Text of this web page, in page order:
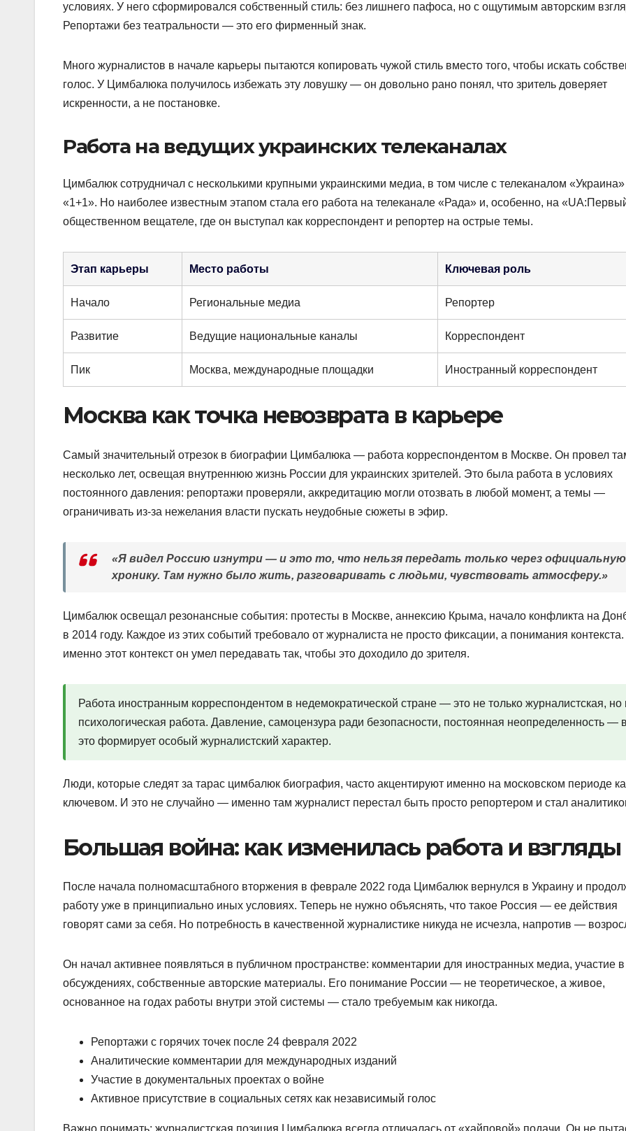
условиях. У него сформировался собственный стиль: без лишнего пафоса, но с ощутимым авторским
Репортажи без театральности — это его фирменный знак.
Много журналистов в начале карьеры пытаются копировать чужой стиль вместо того, чтобы искать
голос. У Цимбалюка получилось избежать эту ловушку — он довольно рано понял, что зритель доверяет
искренности, а не постановке.
Работа на ведущих украинских телеканалах
Цимбалюк сотрудничал с несколькими крупными украинскими медиа, в том числе с телеканалом «Украина»
«1+1». Но наиболее известным этапом стала его работа на телеканале «Рада» и, особенно, на
общественном вещателе, где он выступал как корреспондент и репортер на острые темы.
Этап карьеры Место работы Ключевая роль
Начало Региональные медиа Репортер
Развитие Ведущие национальные каналы Корреспондент
Пик Москва, международные площадки Иностранный корреспондент
Москва как точка невозврата в карьере
Самый значительный отрезок в биографии Цимбалюка — работа корреспондентом в Москве. Он провел
несколько лет, освещая внутреннюю жизнь России для украинских зрителей. Это была работа в условиях
постоянного давления: репортажи проверяли, аккредитацию могли отозвать в любой момент, а темы —
ограничивать из-за нежелания власти пускать неудобные сюжеты в эфир.
«Я видел Россию изнутри — и это то, что нельзя передать только через официальную
хронику. Там нужно было жить, разговаривать с людьми, чувствовать атмосферу.»
Цимбалюк освещал резонансные события: протесты в Москве, аннексию Крыма, начало конфликта на
в 2014 году. Каждое из этих событий требовало от журналиста не просто фиксации, а понимания контекста.
именно этот контекст он умел передавать так, чтобы это доходило до зрителя.
Работа иностранным корреспондентом в недемократической стране — это не только журналистская, но
психологическая работа. Давление, самоцензура ради безопасности, постоянная неопределенность —
это формирует особый журналистский характер.
Люди, которые следят за тарас цимбалюк биография, часто акцентируют именно на московском периоде
ключевом. И это не случайно — именно там журналист перестал быть просто репортером и стал
Большая война: как изменилась работа и взгляды
После начала полномасштабного вторжения в феврале 2022 года Цимбалюк вернулся в Украину и
работу уже в принципиально иных условиях. Теперь не нужно объяснять, что такое Россия — ее действия
говорят сами за себя. Но потребность в качественной журналистике никуда не исчезла, напротив —
Он начал активнее появляться в публичном пространстве: комментарии для иностранных медиа, участие в
обсуждениях, собственные авторские материалы. Его понимание России — не теоретическое, а живое,
основанное на годах работы внутри этой системы — стало требуемым как никогда.
Репортажи с горячих точек после 24 февраля 2022
Аналитические комментарии для международных изданий
Участие в документальных проектах о войне
Активное присутствие в социальных сетях как независимый голос